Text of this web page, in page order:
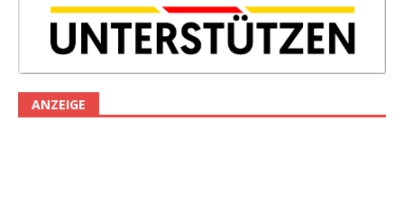
ANZEIGE